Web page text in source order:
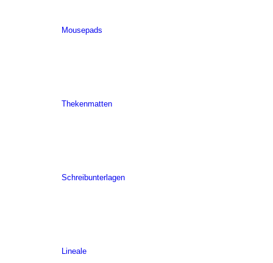
Mousepads
Thekenmatten
Schreibunterlagen
Lineale